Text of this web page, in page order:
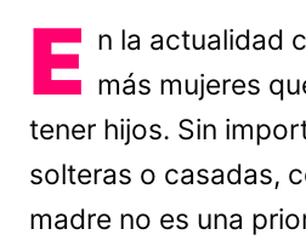
E n la actualidad
más mujeres
tener hijos. Sin
solteras o casadas,
madre no es una